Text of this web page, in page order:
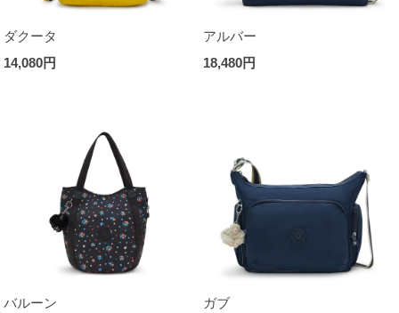
ダクータ
14,080円
アルバー
18,480円
バルーン
ガブ